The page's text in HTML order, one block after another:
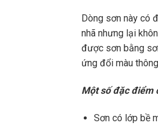
Dòng sơn này có
nhã nhưng lại
được sơn bằng
ứng đổi màu
Một số đặc điểm
Sơn có lớp bề